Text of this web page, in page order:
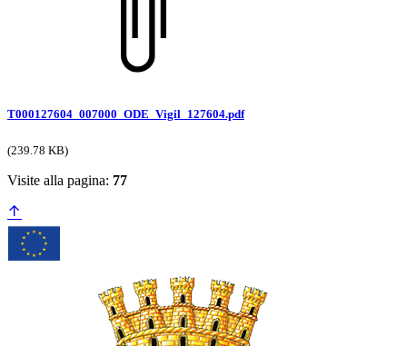
T000127604_007000_ODE_Vigil_127604.pdf
(239.78 KB)
Visite alla pagina: 77